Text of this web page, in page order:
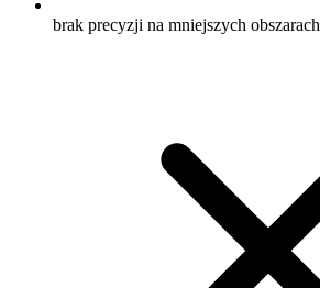
brak precyzji na mniejszych obszarach